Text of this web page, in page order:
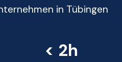
in Tübingen
< 2h